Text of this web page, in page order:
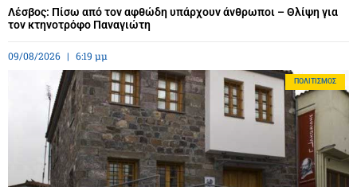
Λέσβος: Πίσω από τον αφθώδη υπάρχουν άνθρωποι – Θλίψη για
τον κτηνοτρόφο Παναγιώτη
09/08/2026 6:19 μμ
ΠΟΛΙΤΙΣΜΌΣ